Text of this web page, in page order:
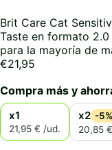
Brit Care Cat
Taste en formato
para la mayoría de
€21,95
Compra más y
x1
21,95 € /ud.
x2 -5%
20,85